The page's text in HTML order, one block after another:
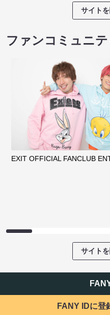
サイト
ファンコミュニテ
EXIT OFFICIAL FANCLUB
サイト
FANY IDに登